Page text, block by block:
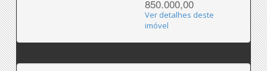
850.000,00
Ver detalhes deste
imóvel